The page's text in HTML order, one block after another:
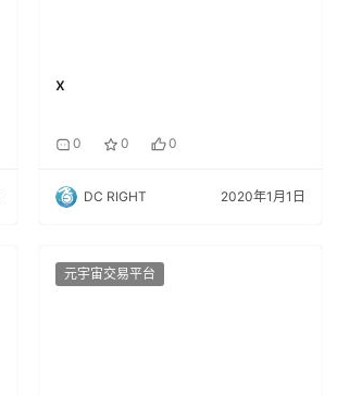
x
0 0 0
DC RIGHT 2020年1月1日
元宇宙交易平台